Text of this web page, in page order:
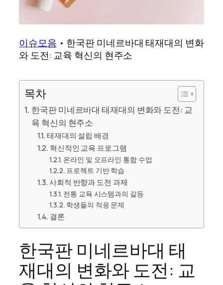
이슈모음 • 한국판 미네르바대 태재대의 변화
와 도전: 교육 혁신의 현주소
목차
한국판 미네르바대 태재대의 변화와 도전: 교
육 혁신의 현주소
태재대의 설립 배경
혁신적인 교육 프로그램
온라인 및 오프라인 통합 수업
프로젝트 기반 학습
사회적 반향과 도전 과제
전통 교육 시스템과의 갈등
학생들의 적응 문제
결론
한국판 미네르바대 태
재대의 변화와 도전: 교